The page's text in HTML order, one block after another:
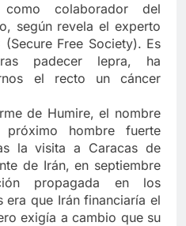
como colaborador del
según revela el experto
Free Society). Es
padecer lepra, ha
el recto un cáncer
de Humire, el nombre
hombre fuerte
la visita a Caracas de
de Irán, en septiembre
propagada en los
era que Irán financiaría el
exigía a cambio que su